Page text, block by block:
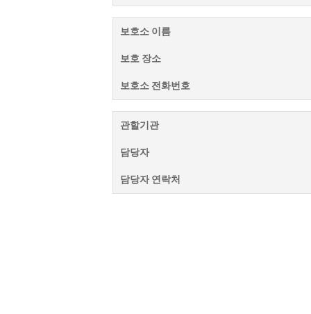
보호소 이름
보호 장소
보호소 전화번호
관할기관
담당자
담당자 연락처